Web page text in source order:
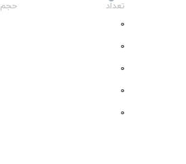
تعداد حجم
0
0
0
0
0